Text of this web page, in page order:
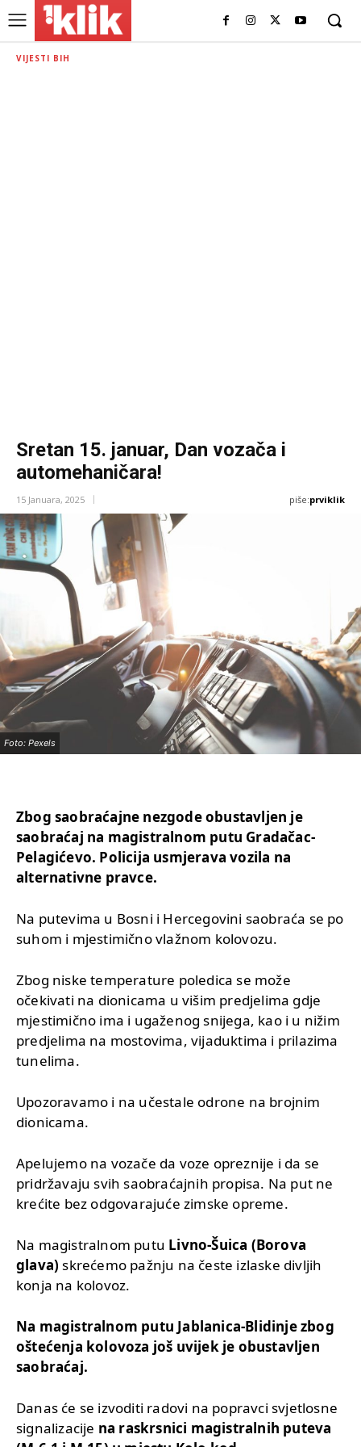
VIJESTI BIH
Sretan 15. januar, Dan vozača i
automehaničara!
15 Januara, 2025 piše:prviklik
Foto: Pexels
Zbog saobraćajne nezgode obustavljen je
saobraćaj na magistralnom putu Gradačac-
Pelagićevo. Policija usmjerava vozila na
alternativne pravce.
Na putevima u Bosni i Hercegovini saobraća se po
suhom i mjestimično vlažnom kolovozu.
Zbog niske temperature poledica se može
očekivati na dionicama u višim predjelima gdje
mjestimično ima i ugaženog snijega, kao i u nižim
predjelima na mostovima, vijaduktima i prilazima
tunelima.
Upozoravamo i na učestale odrone na brojnim
dionicama.
Apelujemo na vozače da voze opreznije i da se
pridržavaju svih saobraćajnih propisa. Na put ne
krećite bez odgovarajuće zimske opreme.
Na magistralnom putu Livno-Šuica (Borova
glava) skrećemo pažnju na česte izlaske divljih
konja na kolovoz.
Na magistralnom putu Jablanica-Blidinje zbog
oštećenja kolovoza još uvijek je obustavljen
saobraćaj.
Danas će se izvoditi radovi na popravci svjetlosne
signalizacije na raskrsnici magistralnih puteva